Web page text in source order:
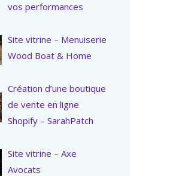
vos performances
Site vitrine – Menuiserie
Wood Boat & Home
Création d’une boutique
de vente en ligne
Shopify – SarahPatch
Site vitrine – Axe
Avocats